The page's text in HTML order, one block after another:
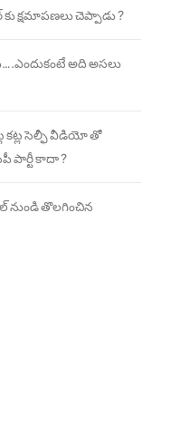
క్షమాపణలు చెప్పాడు ?
అది అసలు
కట్ల సెల్ఫీ వీడియో తో
పార్టీ కాదా ?
నుండి తొలగించిన